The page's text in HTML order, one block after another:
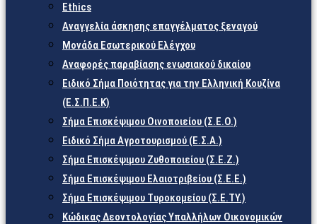
Ethics
Αναγγελία άσκησης επαγγέλματος ξεναγού
Μονάδα Εσωτερικού Ελέγχου
Αναφορές παραβίασης ενωσιακού δικαίου
Ειδικό Σήμα Ποιότητας για την Ελληνική Κουζίνα
(Ε.Σ.Π.Ε.Κ)
Σήμα Επισκέψιμου Οινοποιείου (Σ.Ε.Ο.)
Ειδικό Σήμα Αγροτουρισμού (Ε.Σ.Α.)
Σήμα Επισκέψιμου Ζυθοποιείου (Σ.Ε.Ζ.)
Σήμα Επισκέψιμου Ελαιοτριβείου (Σ.Ε.Ε.)
Σήμα Επισκέψιμου Τυροκομείου (Σ.Ε.TY.)
Κώδικας Δεοντολογίας Υπαλλήλων Οικονομικών